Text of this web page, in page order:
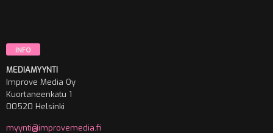
INFO
MEDIAMYYNTI
Improve Media Oy
Kuortaneenkatu 1
00520 Helsinki
myynti@improvemedia.fi